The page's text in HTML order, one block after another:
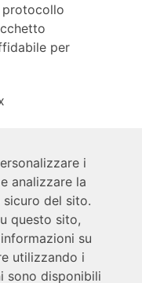
protocollo
per
i
analizzare la
del sito.
questo sito,
su
utilizzando i
sono disponibili